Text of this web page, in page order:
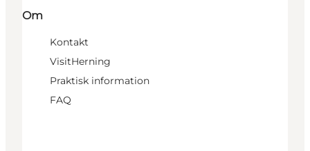
Om
Kontakt
VisitHerning
Praktisk information
FAQ